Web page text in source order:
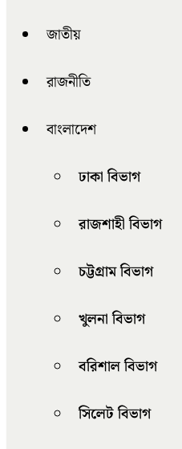
জাতীয়
রাজনীতি
বাংলাদেশ
ঢাকা বিভাগ
রাজশাহী বিভাগ
চট্টগ্রাম বিভাগ
খুলনা বিভাগ
বরিশাল বিভাগ
সিলেট বিভাগ